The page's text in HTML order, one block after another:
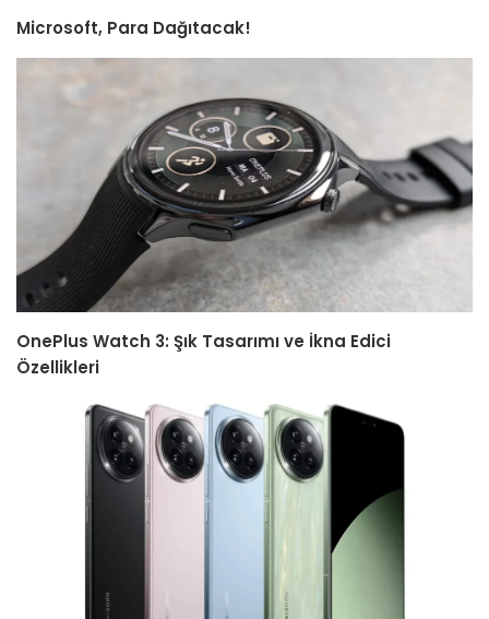
Microsoft, Para Dağıtacak!
OnePlus Watch 3: Şık Tasarımı ve İkna Edici
Özellikleri